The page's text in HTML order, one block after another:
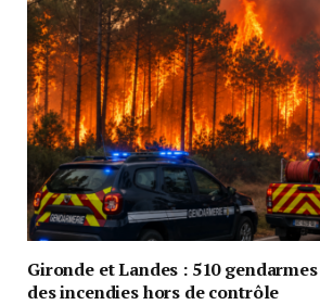
Gironde et Landes : 510
des incendies hors de contrôle